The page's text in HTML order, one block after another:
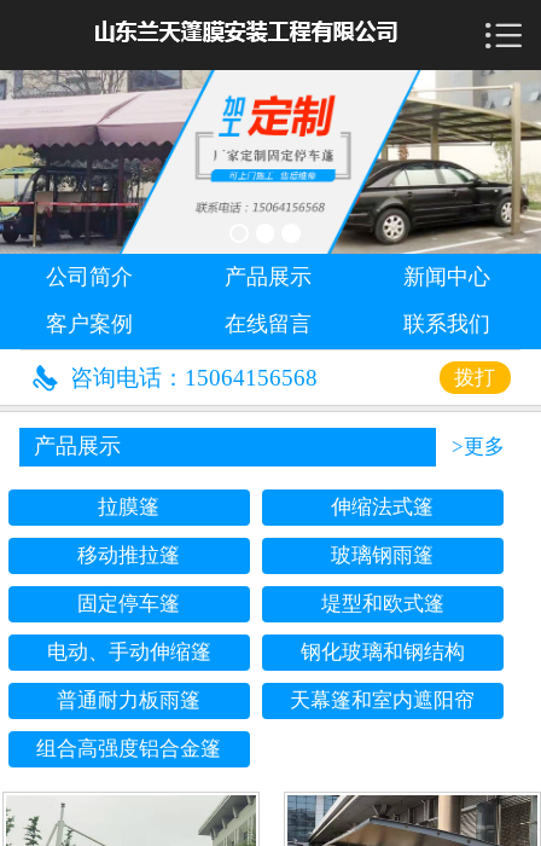
 首页
公司简介
产品展示
新闻中心
客户案例
在线留言

公司简介 产品展示
新闻中心
客户案例
在线留言 联系我们
 咨询电话：15064156568 拨打
产品展示 >更多
拉膜篷 伸缩法式篷
移动推拉篷 玻璃钢雨篷
固定停车篷 堤型和欧式篷
电动、手动伸缩篷 钢化玻璃和钢结构
普通耐力板雨篷 天幕篷和室内遮阳帘
组合高强度铝合金篷